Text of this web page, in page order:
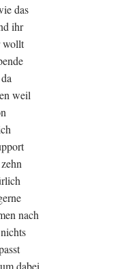
das
ihr
wollt
weil
nach
dabei